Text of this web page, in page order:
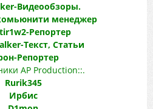
Видеообзоры.
менеджер
Репортер
Текст, Статьи
Репортер
AP Production::.
Rurik345
Ирбис